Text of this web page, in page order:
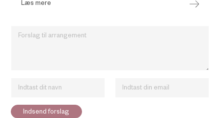
Læs mere
Forslag
Navn Email
Indsend forslag